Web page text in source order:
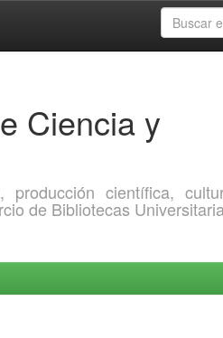
Ciencia y
científica,
de Bibliotecas